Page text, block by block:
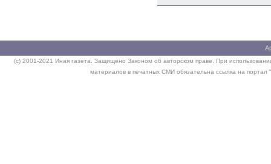
(c) 2001-2021 Иная газета. Защищено Законом об авторском праве. При
материалов в печатных СМИ обязательна ссылка на